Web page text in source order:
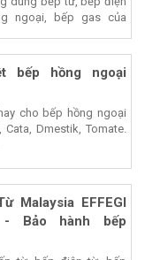
dùng bếp từ, bếp điện
ngoại, bếp gas của
bếp hồng ngoại
cho bếp hồng ngoại
Cata, Dmestik, Tomate.
Malaysia EFFEGI
- Bảo hành bếp